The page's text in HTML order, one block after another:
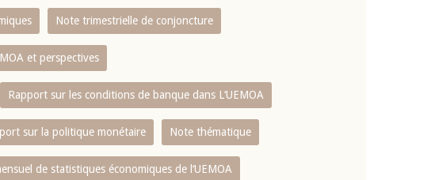
Note trimestrielle de conjoncture
et perspectives
Rapport sur les conditions de banque dans L‘UEMOA
sur la politique monétaire Note thématique
de statistiques économiques de l‘UEMOA